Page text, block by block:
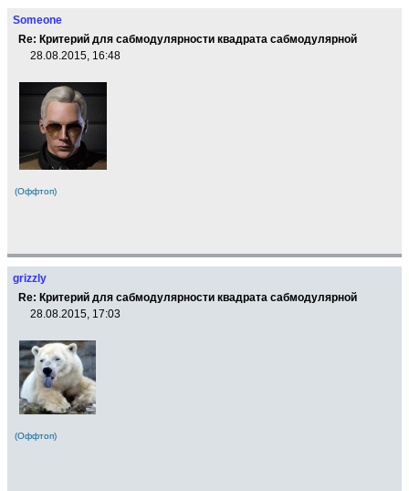
Someone
Re: Критерий для сабмодулярности квадрата сабмодулярной
28.08.2015, 16:48
(Оффтоп)
grizzly
Re: Критерий для сабмодулярности квадрата сабмодулярной
28.08.2015, 17:03
(Оффтоп)